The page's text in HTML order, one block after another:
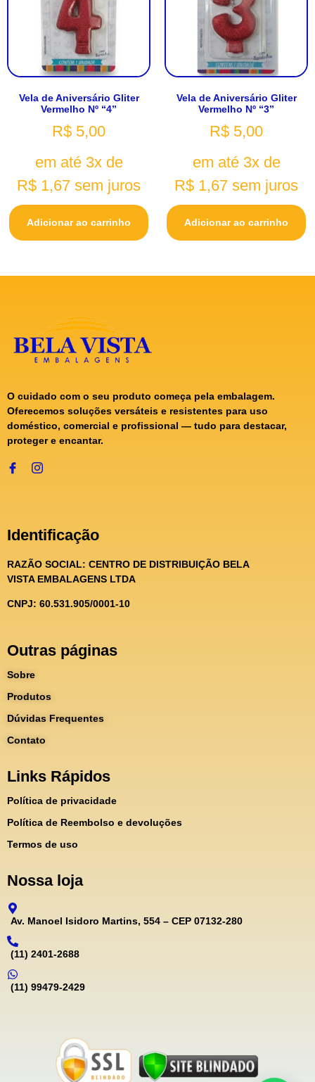
Vela de Aniversário Gliter
Vermelho Nº “4”
R$ 5,00
em até 3x de
R$ 1,67 sem juros
Adicionar ao carrinho
Vela de Aniversário Gliter
Vermelho Nº “3”
R$ 5,00
em até 3x de
R$ 1,67 sem juros
Adicionar ao carrinho
O cuidado com o seu produto começa pela embalagem.
Oferecemos soluções versáteis e resistentes para uso
doméstico, comercial e profissional — tudo para destacar,
proteger e encantar.
Identificação
RAZÃO SOCIAL: CENTRO DE DISTRIBUIÇÃO BELA
VISTA EMBALAGENS LTDA
CNPJ: 60.531.905/0001-10
Outras páginas
Sobre
Produtos
Dúvidas Frequentes
Contato
Links Rápidos
Política de privacidade
Política de Reembolso e devoluções
Termos de uso
Nossa loja
Av. Manoel Isidoro Martins, 554 – CEP 07132-280
(11) 2401-2688
(11) 99479-2429